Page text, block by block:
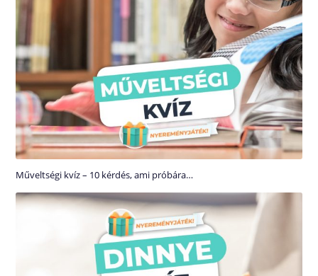
Műveltségi kvíz – 10 kérdés, ami próbára…